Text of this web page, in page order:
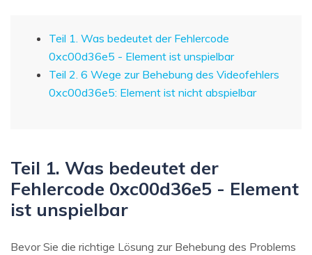
Teil 1. Was bedeutet der Fehlercode
0xc00d36e5 - Element ist unspielbar
Teil 2. 6 Wege zur Behebung des Videofehlers
0xc00d36e5: Element ist nicht abspielbar
Teil 1. Was bedeutet der
Fehlercode 0xc00d36e5 - Element
ist unspielbar
Bevor Sie die richtige Lösung zur Behebung des Problems